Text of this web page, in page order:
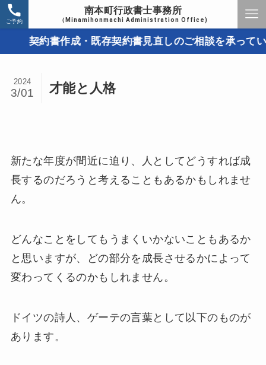
南本町行政書士事務所
（Minamihonmachi Administration Office)
ご予約
契約書作成・既存契約書見直しのご相談を承っていま
才能と人格
2024
3/01
新たな年度が間近に迫り、人としてどうすれば成
長するのだろうと考えることもあるかもしれませ
ん。
どんなことをしてもうまくいかないこともあるか
と思いますが、どの部分を成長させるかによって
変わってくるのかもしれません。
ドイツの詩人、ゲーテの言葉として以下のものが
あります。